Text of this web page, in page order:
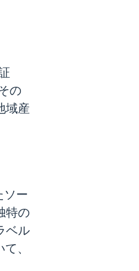
の
域産
ソー
特の
ベル
、